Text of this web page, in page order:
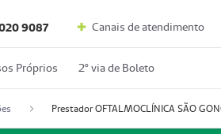
9087 Canais de atendimento
Próprios 2º via de Boleto